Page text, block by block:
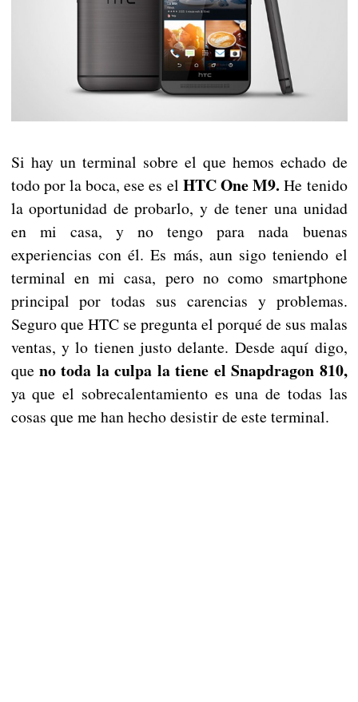
Si hay un terminal sobre el que hemos echado de
todo por la boca, ese es el HTC One M9. He tenido
la oportunidad de probarlo, y de tener una unidad
en mi casa, y no tengo para nada buenas
experiencias con él. Es más, aun sigo teniendo el
terminal en mi casa, pero no como smartphone
principal por todas sus carencias y problemas.
Seguro que HTC se pregunta el porqué de sus malas
ventas, y lo tienen justo delante. Desde aquí digo,
que no toda la culpa la tiene el Snapdragon 810,
ya que el sobrecalentamiento es una de todas las
cosas que me han hecho desistir de este terminal.